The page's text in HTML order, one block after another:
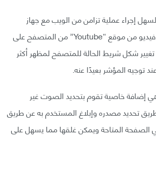
إجراء عملية تزامن من الويب مع جهاز
“Apple TV” كعرض فيديو من موقع “Youtube” من المتصفح على
تغيير شكل شريط الحالة للمتصفح لمظهر أكثر
توجيه المؤشر بعيدًا عنه.
إضافة خاصية تقوم بتحديد الصوت غير
تحديد مصدره وإبلاغ المستخدم به عن طريق
المتاحة ويمكن غلقها مما يسهل على